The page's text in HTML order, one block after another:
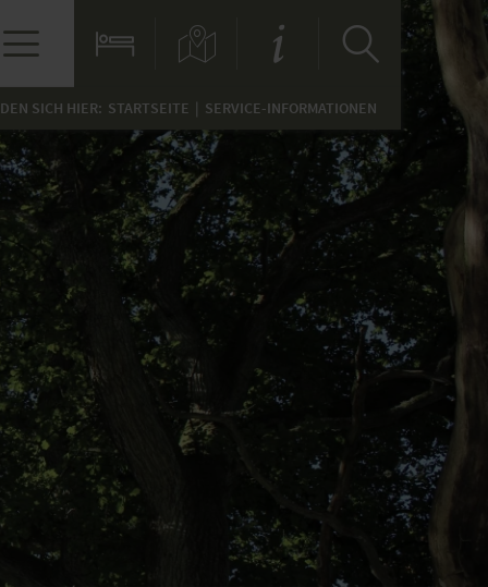
SICH HIER: STARTSEITE SERVICE-INFORMATIONEN